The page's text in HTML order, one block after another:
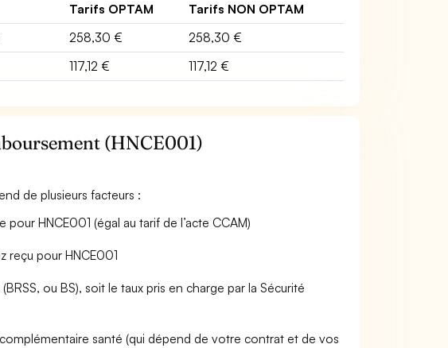
Tarifs OPTAM
Tarifs NON OPTAM
258,30 €
258,30 €
117,12 € 117,12 €
(HNCE001)
de plusieurs facteurs :
HNCE001 (égal au tarif de l’acte CCAM)
reçu pour HNCE001
ou BS), soit le taux pris en charge par la Sécurité
santé (qui dépend de votre contrat et de vos